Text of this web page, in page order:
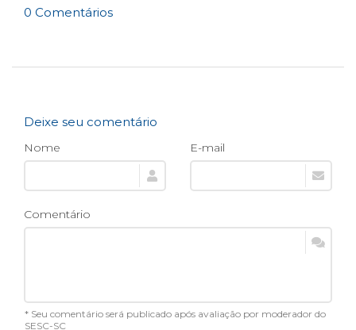
0 Comentários
Deixe seu comentário
Nome E-mail
Comentário
* Seu comentário será publicado após avaliação por moderador do
SESC-SC